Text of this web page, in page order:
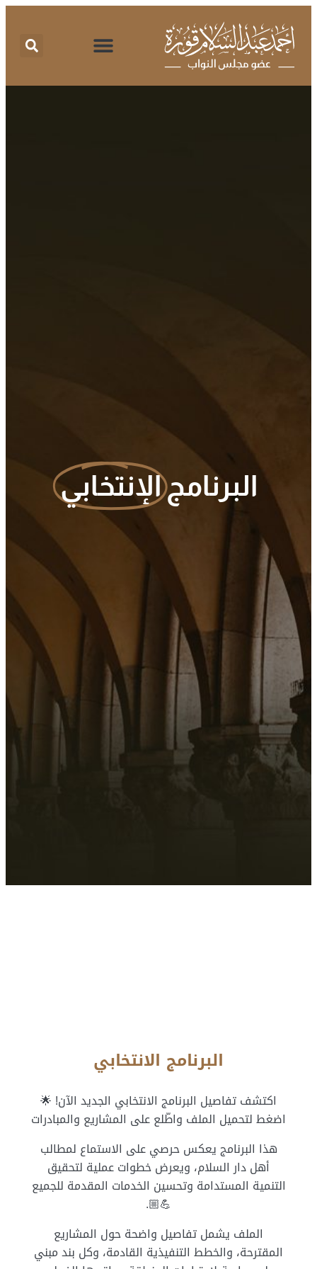
البرنامجالإنتخابي
البرنامج الانتخابي​
اكتشف تفاصيل البرنامج الانتخابي الجديد الآن! 🌟
اضغط لتحميل الملف واطّلع على المشاريع والمبادرات
هذا البرنامج يعكس حرصي على الاستماع لمطالب
أهل دار السلام، ويعرض خطوات عملية لتحقيق
التنمية المستدامة وتحسين الخدمات المقدمة للجميع
💪🏼.
الملف يشمل تفاصيل واضحة حول المشاريع
المقترحة، والخطط التنفيذية القادمة، وكل بند مبني